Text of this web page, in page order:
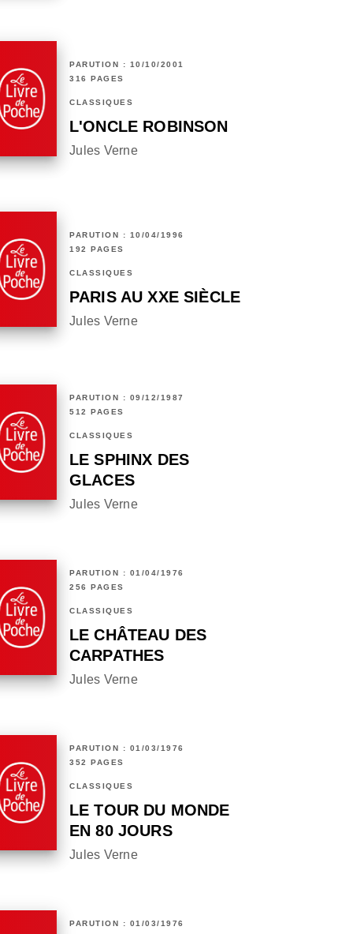
PARUTION : 10/10/2001
316 PAGES
CLASSIQUES
L'ONCLE ROBINSON
Jules Verne
PARUTION : 10/04/1996
192 PAGES
CLASSIQUES
PARIS AU XXE SIÈCLE
Jules Verne
PARUTION : 09/12/1987
512 PAGES
CLASSIQUES
LE SPHINX DES
GLACES
Jules Verne
PARUTION : 01/04/1976
256 PAGES
CLASSIQUES
LE CHÂTEAU DES
CARPATHES
Jules Verne
PARUTION : 01/03/1976
352 PAGES
CLASSIQUES
LE TOUR DU MONDE
EN 80 JOURS
Jules Verne
PARUTION : 01/03/1976